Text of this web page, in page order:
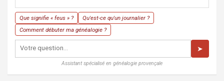
Que signifie « feus » ?
Qu'est-ce qu'un journalier ?
Comment débuter ma généalogie ?
➤
Assistant spécialisé en généalogie provençale